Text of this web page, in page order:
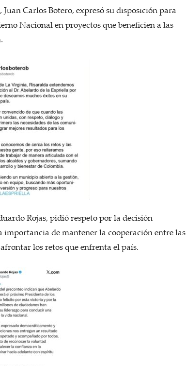
Carlos Botero, expresó su disposición para
Nacional en proyectos que beneficien a las
Rojas, pidió respeto por la decisión
de mantener la cooperación entre las
los retos que enfrenta el país.